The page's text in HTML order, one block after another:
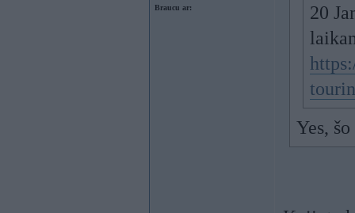
Braucu ar:
20
Yes,